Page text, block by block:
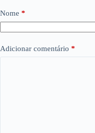
Nome *
Adicionar comentário *